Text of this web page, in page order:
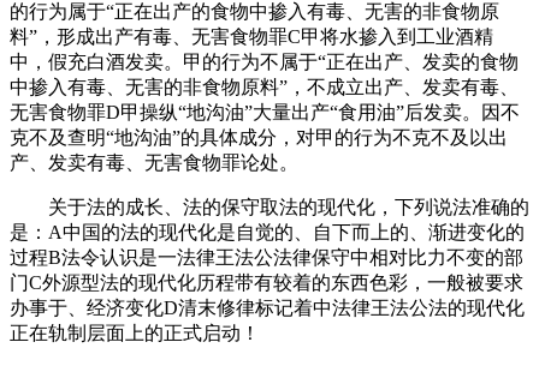
的行为属于“正在出产的食物中掺入有毒、无害的非食物原
料”，形成出产有毒、无害食物罪C甲将水掺入到工业酒精
中，假充白酒发卖。甲的行为不属于“正在出产、发卖的食物
中掺入有毒、无害的非食物原料”，不成立出产、发卖有毒、
无害食物罪D甲操纵“地沟油”大量出产“食用油”后发卖。因不
克不及查明“地沟油”的具体成分，对甲的行为不克不及以出
产、发卖有毒、无害食物罪论处。
关于法的成长、法的保守取法的现代化，下列说法准确的
是：A中国的法的现代化是自觉的、自下而上的、渐进变化的
过程B法令认识是一法律王法公法律保守中相对比力不变的部
门C外源型法的现代化历程带有较着的东西色彩，一般被要求
办事于、经济变化D清末修律标记着中法律王法公法的现代化
正在轨制层面上的正式启动！